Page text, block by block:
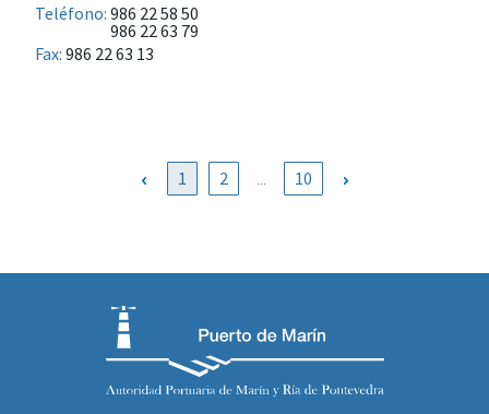
Teléfono: 986 22 58 50
986 22 63 79
Fax: 986 22 63 13
1 2 10